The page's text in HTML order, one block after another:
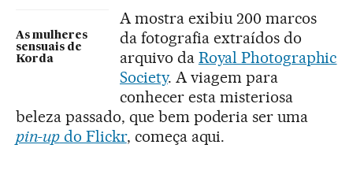
As mulheres
sensuais de
Korda
A mostra exibiu 200 marcos
da fotografia extraídos do
arquivo da Royal Photographic
Society. A viagem para
conhecer esta misteriosa
beleza passado, que bem poderia ser uma
pin-updo Flickr, começa aqui.